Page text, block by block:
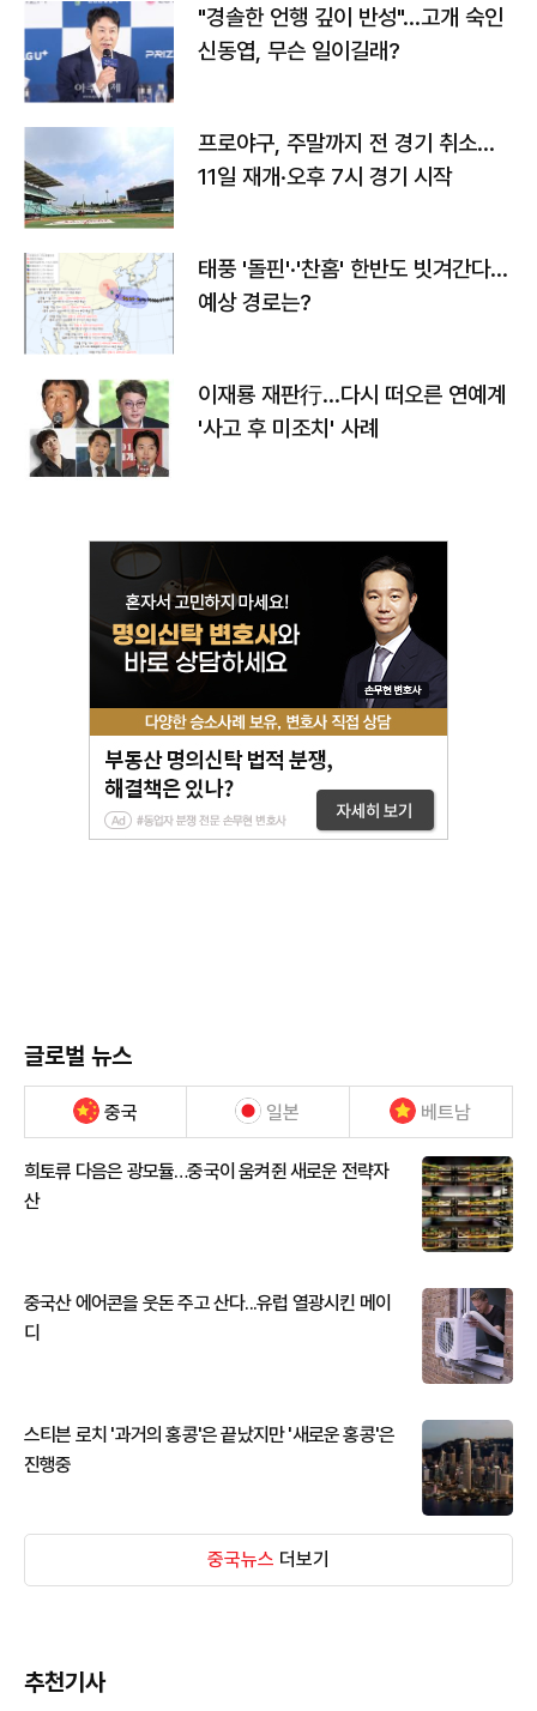
"경솔한 언행 깊이 반성"…고개 숙인
신동엽, 무슨 일이길래?
프로야구, 주말까지 전 경기 취소…
11일 재개·오후 7시 경기 시작
태풍 '돌핀'·'찬홈' 한반도 빗겨간다…
예상 경로는?
이재룡 재판行…다시 떠오른 연예계
'사고 후 미조치' 사례
글로벌 뉴스
중국 일본 베트남
희토류 다음은 광모듈…중국이 움켜쥔 새로운 전략자
산
중국산 에어콘을 웃돈 주고 산다...유럽 열광시킨 메이
디
스티븐 로치 '과거의 홍콩'은 끝났지만 '새로운 홍콩'은
진행중
중국뉴스 더보기
추천기사